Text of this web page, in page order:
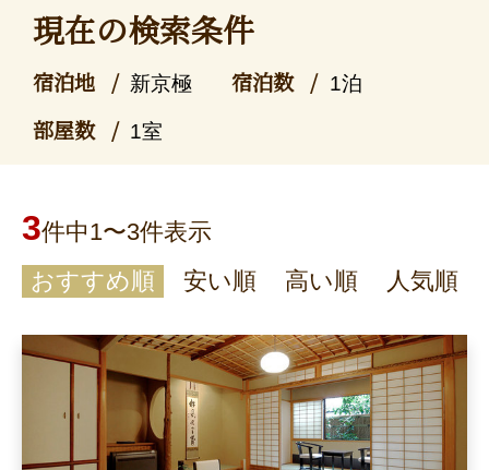
現在の検索条件
宿泊地 新京極 宿泊数 1泊
部屋数 1室
3件中1〜3件表示
おすすめ順
安い順 高い順 人気順